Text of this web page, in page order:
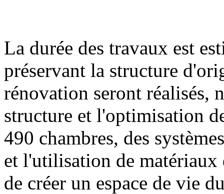
La durée des travaux est
préservant la structure
rénovation seront réalisés,
structure et l'optimisation
490 chambres, des
et l'utilisation de
de créer un espace de vie